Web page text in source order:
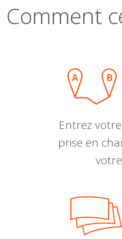
Comment
Entrez
prise en